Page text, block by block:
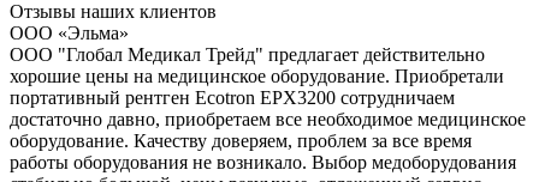
Отзывы наших клиентов
ООО «Эльма»
ООО "Глобал Медикал Трейд" предлагает действительно
хорошие цены на медицинское оборудование. Приобретали
портативный рентген Ecotron EPX3200 сотрудничаем
достаточно давно, приобретаем все необходимое медицинское
оборудование. Качеству доверяем, проблем за все время
работы оборудования не возникало. Выбор медоборудования